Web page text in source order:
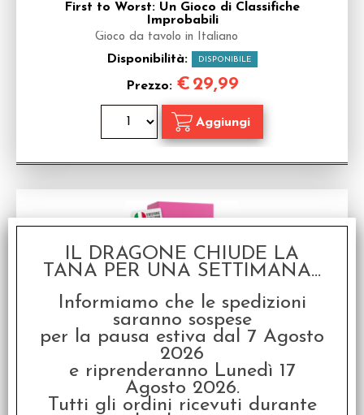
First to Worst: Un Gioco di Classifiche
Improbabili
Gioco da tavolo in Italiano
Disponibilità: DISPONIBILE
Prezzo: € 29,99
You Can't Say "Umm" - Italiano
Gioco da tavolo in Italiano
Disponibilità: NON DISPONIBILE
Prezzo: € 24,99
IL DRAGONE CHIUDE LA
TANA PER UNA SETTIMANA...
Informiamo che le spedizioni
saranno sospese
per la pausa estiva dal 7 Agosto
2026
e riprenderanno Lunedì 17
Agosto 2026.
Tutti gli ordini ricevuti durante